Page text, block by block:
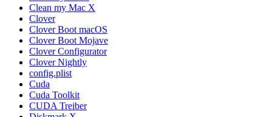
Clean my Mac X
Clover
Clover Boot macOS
Clover Boot Mojave
Clover Configurator
Clover Nightly
config.plist
Cuda
Cuda Toolkit
CUDA Treiber